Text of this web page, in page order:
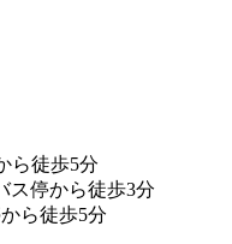
ら徒歩5分
ス停から徒歩3分
ら徒歩5分